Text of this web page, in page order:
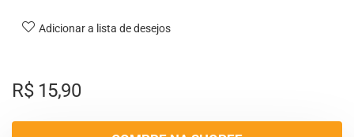
Adicionar a lista de desejos
R$15,90